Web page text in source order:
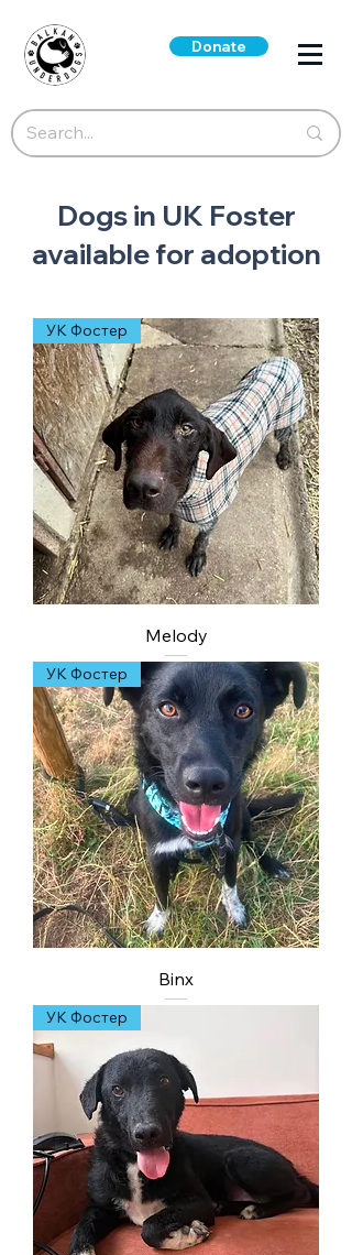
Donate
Dogs in UK Foster
available for adoption
УК Фостер
Melody
УК Фостер
Binx
УК Фостер